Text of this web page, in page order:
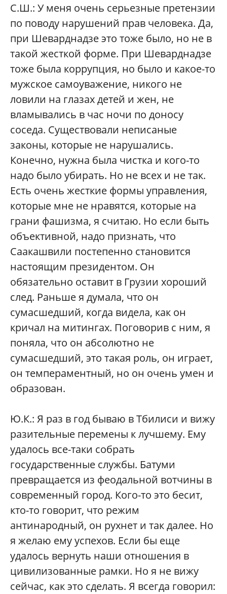
С.Ш.: У меня очень серьезные претензии
по поводу нарушений прав человека. Да,
при Шеварднадзе это тоже было, но не в
такой жесткой форме. При Шеварднадзе
тоже была коррупция, но было и какое-то
мужское самоуважение, никого не
ловили на глазах детей и жен, не
вламывались в час ночи по доносу
соседа. Существовали неписаные
законы, которые не нарушались.
Конечно, нужна была чистка и кого-то
надо было убирать. Но не всех и не так.
Есть очень жесткие формы управления,
которые мне не нравятся, которые на
грани фашизма, я считаю. Но если быть
объективной, надо признать, что
Саакашвили постепенно становится
настоящим президентом. Он
обязательно оставит в Грузии хороший
след. Раньше я думала, что он
сумасшедший, когда видела, как он
кричал на митингах. Поговорив с ним, я
поняла, что он абсолютно не
сумасшедший, это такая роль, он играет,
он темпераментный, но он очень умен и
образован.
Ю.К.: Я раз в год бываю в Тбилиси и вижу
разительные перемены к лучшему. Ему
удалось все-таки собрать
государственные службы. Батуми
превращается из феодальной вотчины в
современный город. Кого-то это бесит,
кто-то говорит, что режим
антинародный, он рухнет и так далее. Но
я желаю ему успехов. Если бы еще
удалось вернуть наши отношения в
цивилизованные рамки. Но я не вижу
сейчас, как это сделать. Я всегда говорил: